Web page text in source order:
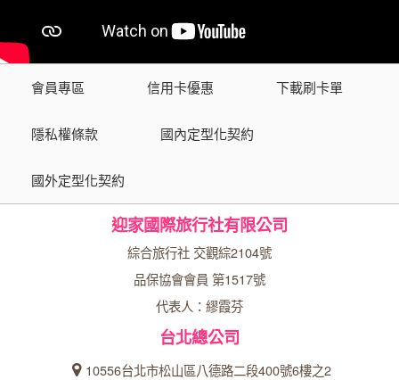
會員專區 信用卡優惠 下載刷卡單
隱私權條款 國內定型化契約
國外定型化契約
迎家國際旅行社有限公司
綜合旅行社 交觀綜2104號
品保協會會員 第1517號
代表人：繆霞芬
台北總公司
10556台北市松山區八德路二段400號6樓之2